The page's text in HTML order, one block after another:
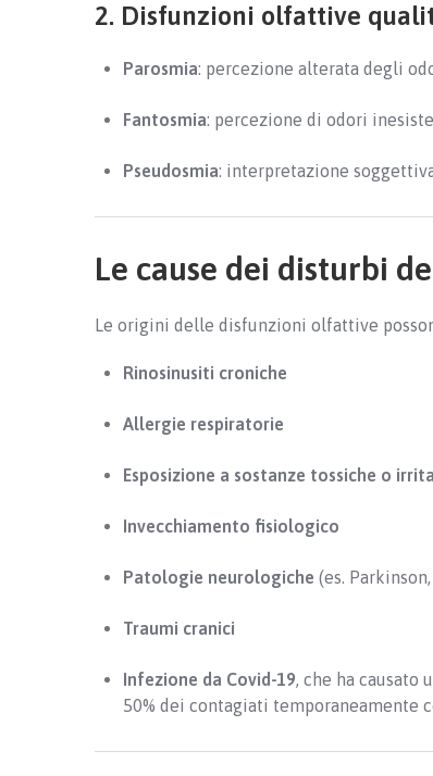
2. Disfunzioni olfattive
Parosmia: percezione alterata degli
Fantosmia: percezione di odori
Pseudosmia: interpretazione
Le cause dei disturbi
Le origini delle disfunzioni olfattive
Rinosinusiti croniche
Allergie respiratorie
Esposizione a sostanze tossiche o
Invecchiamento fisiologico
Patologie neurologiche (es.
Traumi cranici
Infezione da Covid-19, che ha causato
50% dei contagiati temporaneamente